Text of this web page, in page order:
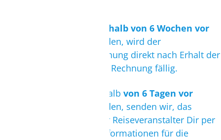
die innerhalb von 6 Wochen vor
getätigt werden, wird der
Gesamtbetrag Deiner Buchung direkt nach Erhalt der
Reisebestätigung bzw. der Rechnung fällig.
Bei Buchungen die innerhalb von 6 Tagen vor
getätigt werden, senden wir, das
Online Reisebüro oder der Reiseveranstalter Dir per
EMail alle notwendigen Informationen für die